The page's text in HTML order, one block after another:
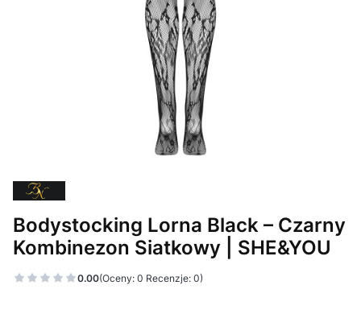
Bodystocking Lorna Black – Czarny
Kombinezon Siatkowy | SHE&YOU
0.00(Oceny: 0 Recenzje: 0)